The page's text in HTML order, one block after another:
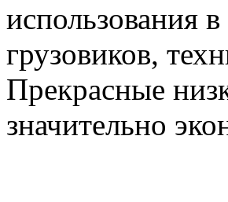
использования
грузовиков,
Прекрасные
значительно